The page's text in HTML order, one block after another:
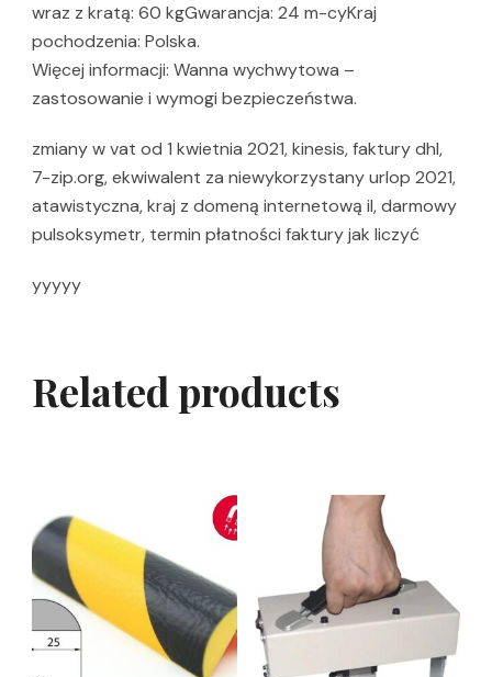
wraz z kratą: 60 kgGwarancja: 24 m-cyKraj
pochodzenia: Polska.
Więcej informacji: Wanna wychwytowa –
zastosowanie i wymogi bezpieczeństwa.
zmiany w vat od 1 kwietnia 2021, kinesis, faktury dhl,
7-zip.org, ekwiwalent za niewykorzystany urlop 2021,
atawistyczna, kraj z domeną internetową il, darmowy
pulsoksymetr, termin płatności faktury jak liczyć
yyyyy
Related products